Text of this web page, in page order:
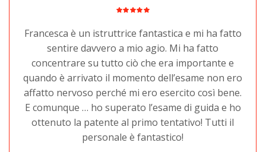
Francesca è un istruttrice fantastica e mi ha fatto
sentire davvero a mio agio. Mi ha fatto
concentrare su tutto ciò che era importante e
quando è arrivato il momento dell’esame non ero
affatto nervoso perché mi ero esercito così bene.
E comunque … ho superato l’esame di guida e ho
ottenuto la patente al primo tentativo! Tutti il
personale è fantastico!